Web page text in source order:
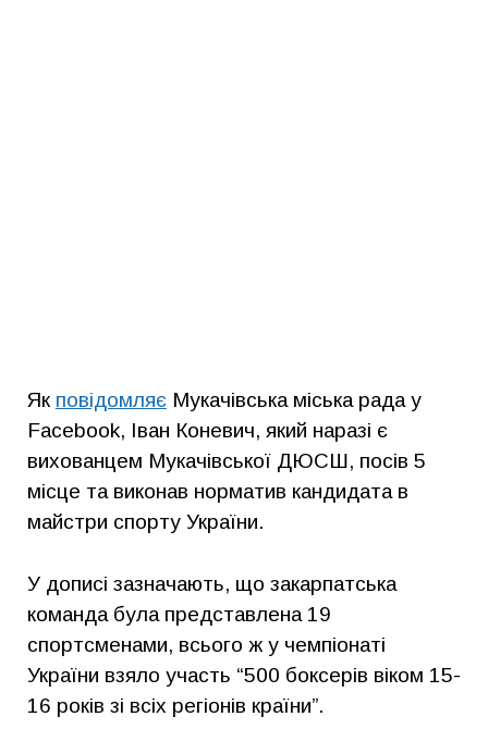
Як повідомляєМукачівська міська рада у
Facebook, Іван Коневич, який наразі є
вихованцем Мукачівської ДЮСШ, посів 5
місце та виконав норматив кандидата в
майстри спорту України.
У дописі зазначають, що закарпатська
команда була представлена 19
спортсменами, всього ж у чемпіонаті
України взяло участь “500 боксерів віком 15-
16 років зі всіх регіонів країни”.